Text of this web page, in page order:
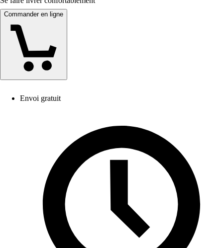
Commander en ligne
Envoi gratuit